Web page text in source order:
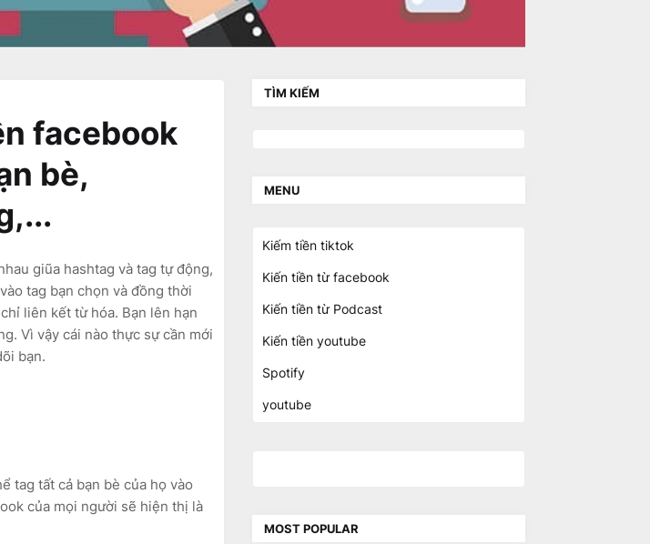
facebook
bè,
giũa hashtag và tag tự động,
tag bạn chọn và đồng thời
liên kết từ hóa. Bạn lên hạn
Vì vậy cái nào thực sự cần mới
bạn.
tag tất cả bạn bè của họ vào
của mọi người sẽ hiện thị là
TÌM KIẾM
MENU
Kiếm tiền tiktok
Kiến tiền từ facebook
Kiến tiền từ Podcast
Kiến tiền youtube
Spotify
youtube
MOST POPULAR